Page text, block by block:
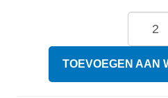
TOEVOEGEN AAN